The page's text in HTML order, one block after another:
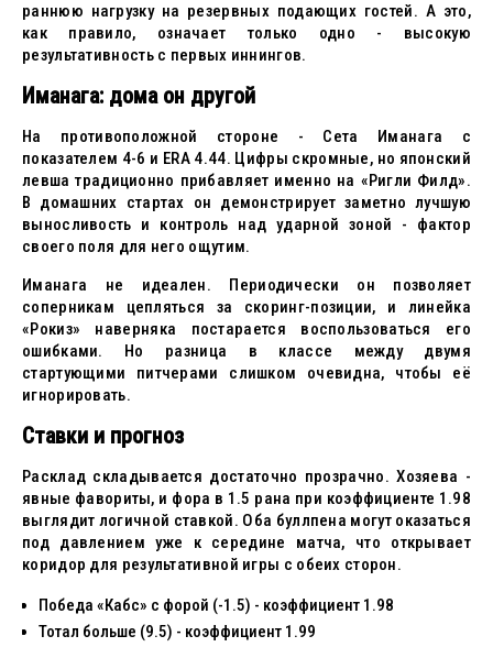
раннюю нагрузку на резервных подающих гостей. А это,
как правило, означает только одно - высокую
результативность с первых иннингов.
Иманага: дома он другой
На противоположной стороне - Сета Иманага с
показателем 4-6 и ERA 4.44. Цифры скромные, но японский
левша традиционно прибавляет именно на «Ригли Филд».
В домашних стартах он демонстрирует заметно лучшую
выносливость и контроль над ударной зоной - фактор
своего поля для него ощутим.
Иманага не идеален. Периодически он позволяет
соперникам цепляться за скоринг-позиции, и линейка
«Рокиз» наверняка постарается воспользоваться его
ошибками. Но разница в классе между двумя
стартующими питчерами слишком очевидна, чтобы её
игнорировать.
Ставки и прогноз
Расклад складывается достаточно прозрачно. Хозяева -
явные фавориты, и фора в 1.5 рана при коэффициенте 1.98
выглядит логичной ставкой. Оба буллпена могут оказаться
под давлением уже к середине матча, что открывает
коридор для результативной игры с обеих сторон.
Победа «Кабс» с форой (-1.5) - коэффициент 1.98
Тотал больше (9.5) - коэффициент 1.99